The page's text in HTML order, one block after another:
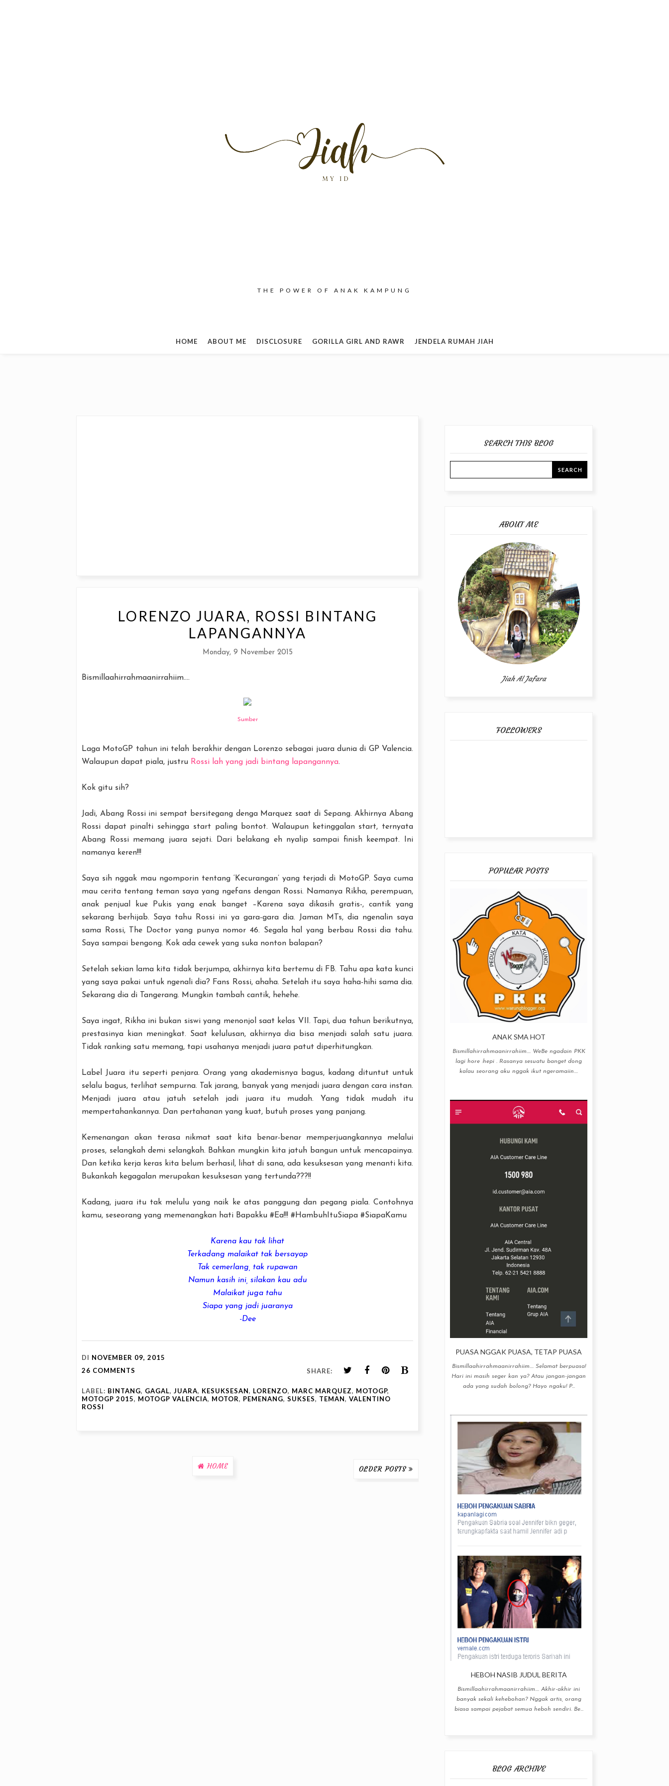
THE POWER OF ANAK KAMPUNG
HOME ABOUT ME DISCLOSURE GORILLA GIRL AND RAWR JENDELA RUMAH JIAH
LORENZO JUARA, ROSSI BINTANG
LAPANGANNYA
Monday, 9 November 2015
Bismillaahirrahmaanirrahiim....
Sumber
Laga MotoGP tahun ini telah berakhir dengan Lorenzo sebagai juara dunia di GP Valencia.
Walaupun dapat piala, justru Rossi lah yang jadi bintang lapangannya.
Kok gitu sih?
Jadi, Abang Rossi ini sempat bersitegang denga Marquez saat di Sepang. Akhirnya Abang
Rossi dapat pinalti sehingga start paling bontot. Walaupun ketinggalan start, ternyata
Abang Rossi memang juara sejati. Dari belakang eh nyalip sampai finish keempat. Ini
namanya keren!!!
Saya sih nggak mau ngomporin tentang ‘Kecurangan’ yang terjadi di MotoGP. Saya cuma
mau cerita tentang teman saya yang ngefans dengan Rossi. Namanya Rikha, perempuan,
anak penjual kue Pukis yang enak banget –Karena saya dikasih gratis-, cantik yang
sekarang berhijab. Saya tahu Rossi ini ya gara-gara dia. Jaman MTs, dia ngenalin saya
sama Rossi, The Doctor yang punya nomor 46. Segala hal yang berbau Rossi dia tahu.
Saya sampai bengong. Kok ada cewek yang suka nonton balapan?
Setelah sekian lama kita tidak berjumpa, akhirnya kita bertemu di FB. Tahu apa kata kunci
yang saya pakai untuk ngenali dia? Fans Rossi, ahaha. Setelah itu saya haha-hihi sama dia.
Sekarang dia di Tangerang. Mungkin tambah cantik, hehehe.
Saya ingat, Rikha ini bukan siswi yang menonjol saat kelas VII. Tapi, dua tahun berikutnya,
prestasinya kian meningkat. Saat kelulusan, akhirnya dia bisa menjadi salah satu juara.
Tidak ranking satu memang, tapi usahanya menjadi juara patut diperhitungkan.
Label Juara itu seperti penjara. Orang yang akademisnya bagus, kadang dituntut untuk
selalu bagus, terlihat sempurna. Tak jarang, banyak yang menjadi juara dengan cara instan.
Menjadi juara atau jatuh setelah jadi juara itu mudah. Yang tidak mudah itu
mempertahankannya. Dan pertahanan yang kuat, butuh proses yang panjang.
Kemenangan akan terasa nikmat saat kita benar-benar memperjuangkannya melalui
proses, selangkah demi selangkah. Bahkan mungkin kita jatuh bangun untuk mencapainya.
Dan ketika kerja keras kita belum berhasil, lihat di sana, ada kesuksesan yang menanti kita.
Bukankah kegagalan merupakan kesuksesan yang tertunda???!!
Kadang, juara itu tak melulu yang naik ke atas panggung dan pegang piala. Contohnya
kamu, seseorang yang memenangkan hati Bapakku #Ea!!! #HambuhItuSiapa #SiapaKamu
Karena kau tak lihat
Terkadang malaikat tak bersayap
Tak cemerlang, tak rupawan
Namun kasih ini, silakan kau adu
Malaikat juga tahu
Siapa yang jadi juaranya
-Dee
DI NOVEMBER 09, 2015
26 COMMENTS
SHARE:
LABEL: BINTANG, GAGAL, JUARA, KESUKSESAN, LORENZO, MARC MARQUEZ, MOTOGP,
MOTOGP 2015, MOTOGP VALENCIA, MOTOR, PEMENANG, SUKSES, TEMAN, VALENTINO
ROSSI
OLDER POSTS
HOME
SEARCH THIS BLOG
ABOUT ME
Jiah Al Jafara
FOLLOWERS
POPULAR POSTS
ANAK SMA HOT
Bismillahirrahmaanirrahiim…. WeBe ngadain PKK
lagi hore :hepi . Rasanya sesuatu banget dong
kalau seorang aku nggak ikut ngeramaiin....
PUASA NGGAK PUASA, TETAP PUASA
Bismillaahirrahmaanirrahiim.... Selamat berpuasa!
Hari ini masih seger kan ya? Atau jangan-jangan
ada yang sudah bolong? Hayo ngaku! P...
HEBOH NASIB JUDUL BERITA
Bismillaahirrahmaanirrahiim.... Akhir-akhir ini
banyak sekali kehebohan? Nggak artis, orang
biasa sampai pejabat semua heboh sendiri. Be...
BLOG ARCHIVE